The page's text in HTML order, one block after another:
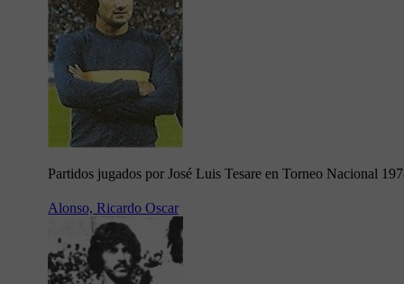
Partidos jugados por José Luis Tesare en Torneo Nacional
Alonso, Ricardo Oscar